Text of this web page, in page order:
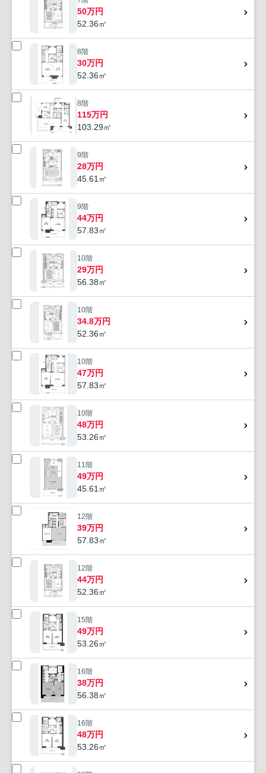
50万円
52.36㎡
8階
30万円
52.36㎡
8階
115万円
103.29㎡
9階
28万円
45.61㎡
9階
44万円
57.83㎡
10階
29万円
56.38㎡
10階
34.8万円
52.36㎡
10階
47万円
57.83㎡
10階
48万円
53.26㎡
11階
49万円
45.61㎡
12階
39万円
57.83㎡
12階
44万円
52.36㎡
15階
49万円
53.26㎡
16階
38万円
56.38㎡
16階
48万円
53.26㎡